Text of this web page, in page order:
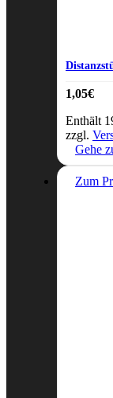
1,05€
Enthält
zzgl.
Gehe
Zum